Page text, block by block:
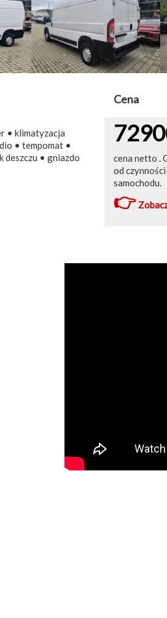
Cena
cena netto .
od
samochodu.
👉
• klimatyzacja
• tempomat •
• gniazdo